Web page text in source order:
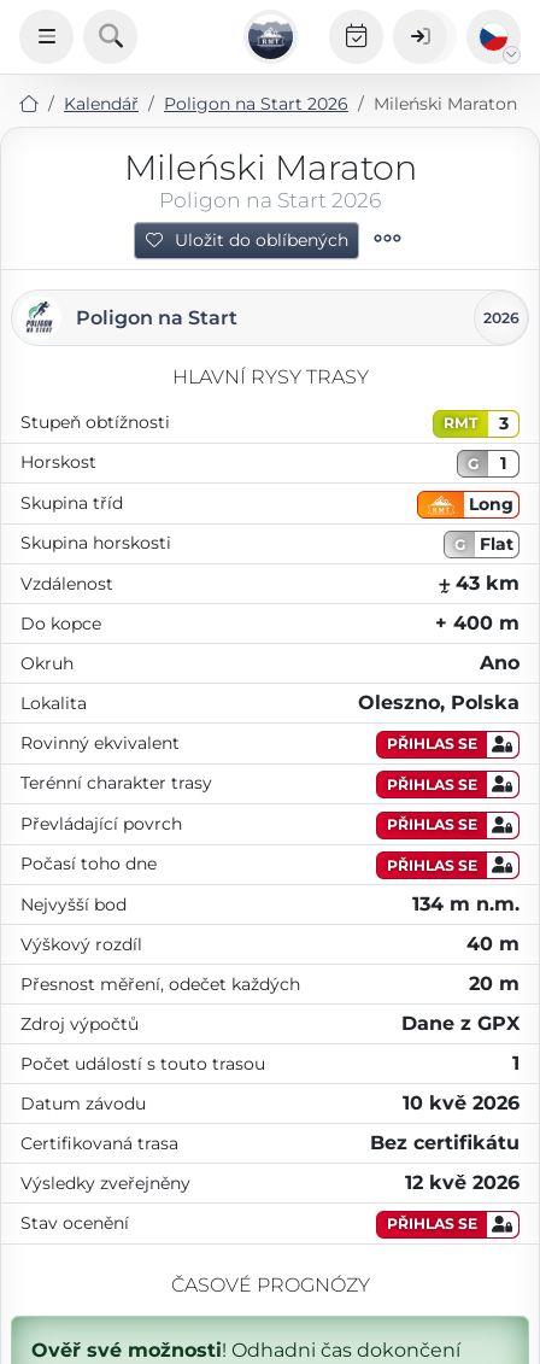
Kalendář Poligon na Start 2026 Mileński Maraton
Mileński Maraton
Poligon na Start 2026
Uložit do oblíbených
Poligon na Start 2026
HLAVNÍ RYSY TRASY
Stupeň obtížnosti RMT
3
Horskost
G
1
Skupina tříd
Long
Skupina horskosti
G
Flat
Vzdálenost
⨦ 43 km
Do kopce + 400 m
Okruh Ano
Lokalita Oleszno, Polska
Rovinný ekvivalent PŘIHLAS SE
Terénní charakter trasy PŘIHLAS SE
Převládající povrch PŘIHLAS SE
Počasí toho dne PŘIHLAS SE
Nejvyšší bod 134 m n.m.
Výškový rozdíl 40 m
Přesnost měření, odečet každých 20 m
Zdroj výpočtů Dane z GPX
Počet událostí s touto trasou 1
Datum závodu 10 kvě 2026
Certifikovaná trasa Bez certifikátu
Výsledky zveřejněny 12 kvě 2026
Stav ocenění PŘIHLAS SE
ČASOVÉ PROGNÓZY
Ověř své možnosti! Odhadni čas dokončení